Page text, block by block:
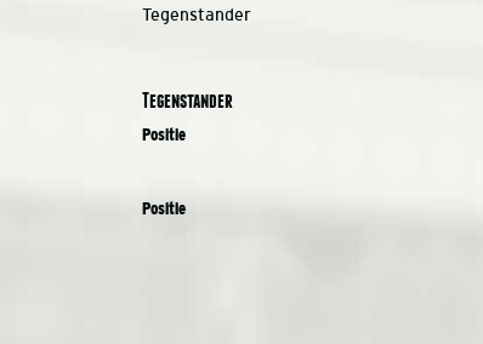
Tegenstander
Tegenstander
Positie
Positie